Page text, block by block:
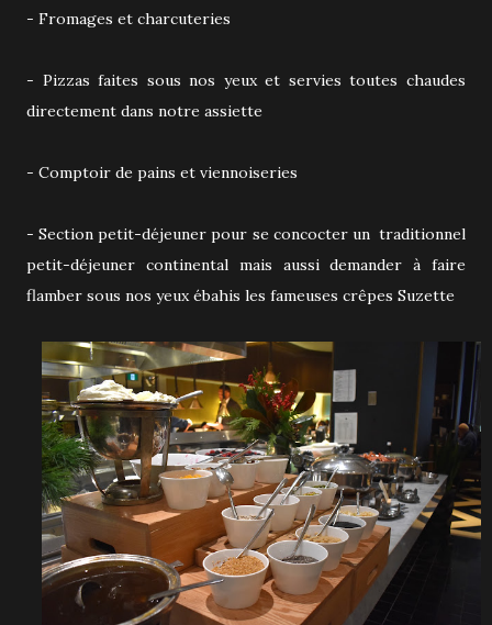
- Fromages et charcuteries
- Pizzas faites sous nos yeux et servies toutes chaudes
directement dans notre assiette
- Comptoir de pains et viennoiseries
- Section petit-déjeuner pour se concocter un traditionnel
petit-déjeuner continental mais aussi demander à faire
flamber sous nos yeux ébahis les fameuses crêpes Suzette